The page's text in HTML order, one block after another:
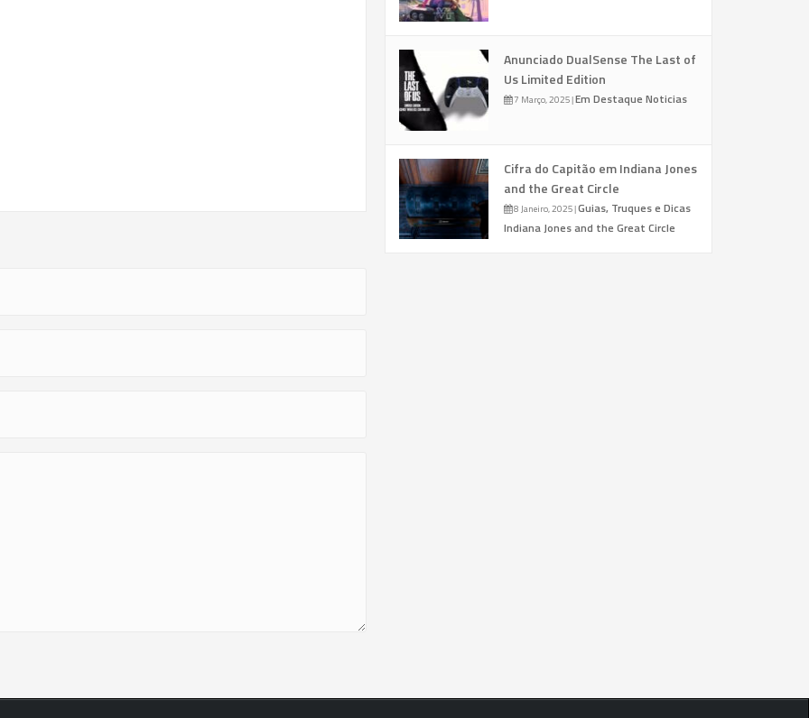
Anunciado DualSense The Last of
Us Limited Edition
7 Março, 2025|Em Destaque Noticias
Cifra do Capitão em Indiana Jones
and the Great Circle
8 Janeiro, 2025|Guias, Truques e Dicas
Indiana Jones and the Great Circle